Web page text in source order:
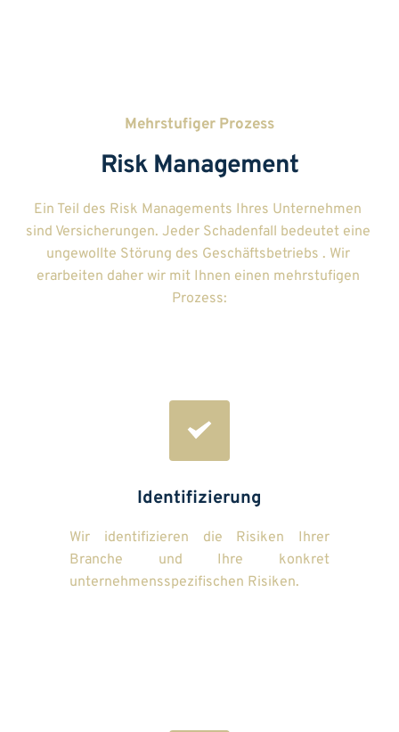
Mehrstufiger Prozess
Risk Management
Ein Teil des Risk Managements Ihres Unternehmen
sind Versicherungen. Jeder Schadenfall bedeutet eine
ungewollte Störung des Geschäftsbetriebs . Wir
erarbeiten daher wir mit Ihnen einen mehrstufigen
Prozess:
Identifizierung
Wir identifizieren die Risiken Ihrer
Branche und Ihre konkret
unternehmensspezifischen Risiken.